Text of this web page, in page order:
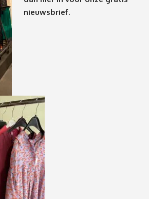
nieuwsbrief.